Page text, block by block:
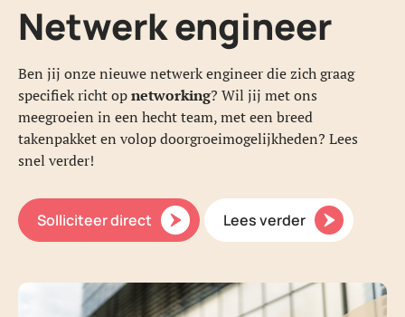
Netwerk engineer
Ben jij onze nieuwe netwerk engineer die zich graag
specifiek richt opnetworking? Wil jij met ons
meegroeien in een hecht team, met een breed
takenpakket en volop doorgroeimogelijkheden? Lees
snel verder!
Solliciteer direct Lees verder